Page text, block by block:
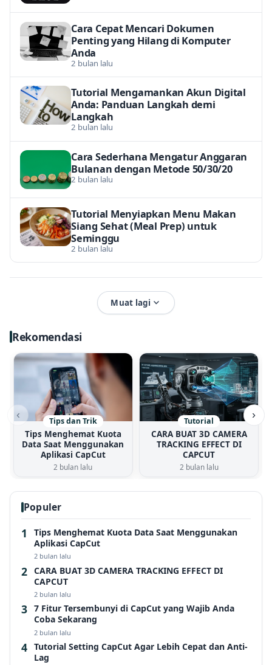
Cara Cepat Mencari Dokumen
Penting yang Hilang di Komputer
Anda
2 bulan lalu
Tutorial Mengamankan Akun Digital
Anda: Panduan Langkah demi
Langkah
2 bulan lalu
Cara Sederhana Mengatur Anggaran
Bulanan dengan Metode 50/30/20
2 bulan lalu
Tutorial Menyiapkan Menu Makan
Siang Sehat (Meal Prep) untuk
Seminggu
2 bulan lalu
Muat lagi
Rekomendasi
‹ Tips dan Trik
Tips Menghemat Kuota
Data Saat Menggunakan
Aplikasi CapCut
2 bulan lalu
Tutorial
CARA BUAT 3D CAMERA
TRACKING EFFECT DI
CAPCUT
2 bulan lalu
›
Populer
Tips Menghemat Kuota Data Saat Menggunakan
Aplikasi CapCut
2 bulan lalu
CARA BUAT 3D CAMERA TRACKING EFFECT DI
CAPCUT
2 bulan lalu
7 Fitur Tersembunyi di CapCut yang Wajib Anda
Coba Sekarang
2 bulan lalu
Tutorial Setting CapCut Agar Lebih Cepat dan Anti-
Lag